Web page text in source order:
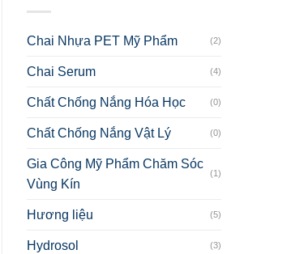
Chai Nhựa PET Mỹ Phẩm (2)
Chai Serum (4)
Chất Chống Nắng Hóa Học (0)
Chất Chống Nắng Vật Lý (0)
Gia Công Mỹ Phẩm Chăm Sóc
Vùng Kín
(1)
Hương liệu (5)
Hydrosol (3)